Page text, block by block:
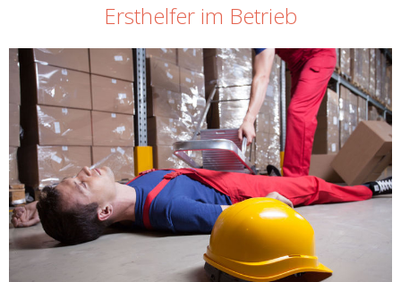
Ersthelfer im Betrieb